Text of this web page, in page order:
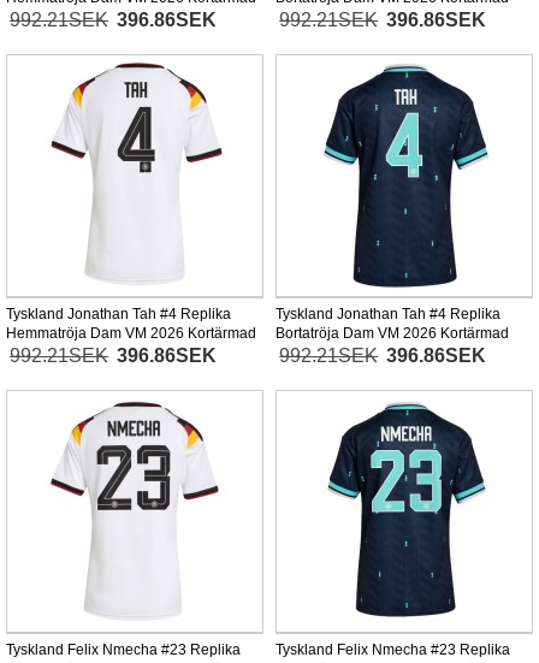
992.21SEK 396.86SEK 992.21SEK 396.86SEK
Tyskland Jonathan Tah #4 Replika
Hemmatröja Dam VM 2026 Kortärmad
992.21SEK 396.86SEK
Tyskland Jonathan Tah #4 Replika
Bortatröja Dam VM 2026 Kortärmad
992.21SEK 396.86SEK
Tyskland Felix Nmecha #23 Replika
Tyskland Felix Nmecha #23 Replika